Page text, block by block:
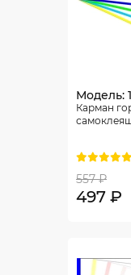
Модель:
Карман
557 ₽
497 ₽